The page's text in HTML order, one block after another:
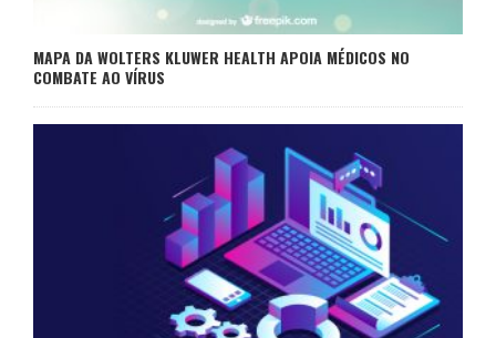
MAPA DA WOLTERS KLUWER HEALTH APOIA MÉDICOS NO
COMBATE AO VÍRUS